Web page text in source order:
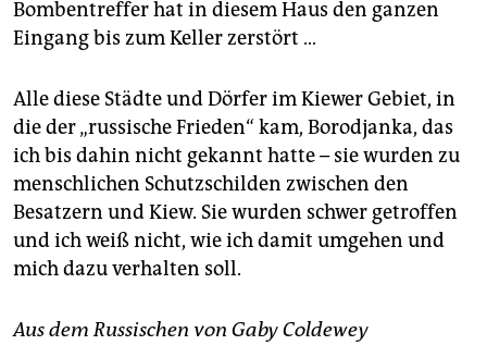
Bombentreffer hat in diesem Haus den ganzen
Eingang bis zum Keller zerstört …
Alle diese Städte und Dörfer im Kiewer Gebiet, in
die der „russische Frieden“ kam, Borodjanka, das
ich bis dahin nicht gekannt hatte – sie wurden zu
menschlichen Schutzschilden zwischen den
Besatzern und Kiew. Sie wurden schwer getroffen
und ich weiß nicht, wie ich damit umgehen und
mich dazu verhalten soll.
Aus dem Russischen von Gaby Coldewey